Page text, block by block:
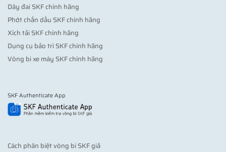
Dây đai SKF chính hãng
Phớt chắn dầu SKF chính hãng
Xích tải SKF chính hãng
Dụng cụ bảo trì SKF chính hãng
Vòng bi xe máy SKF chính hãng
SKF Authenticate App
Cách phân biệt vòng bi SKF giả